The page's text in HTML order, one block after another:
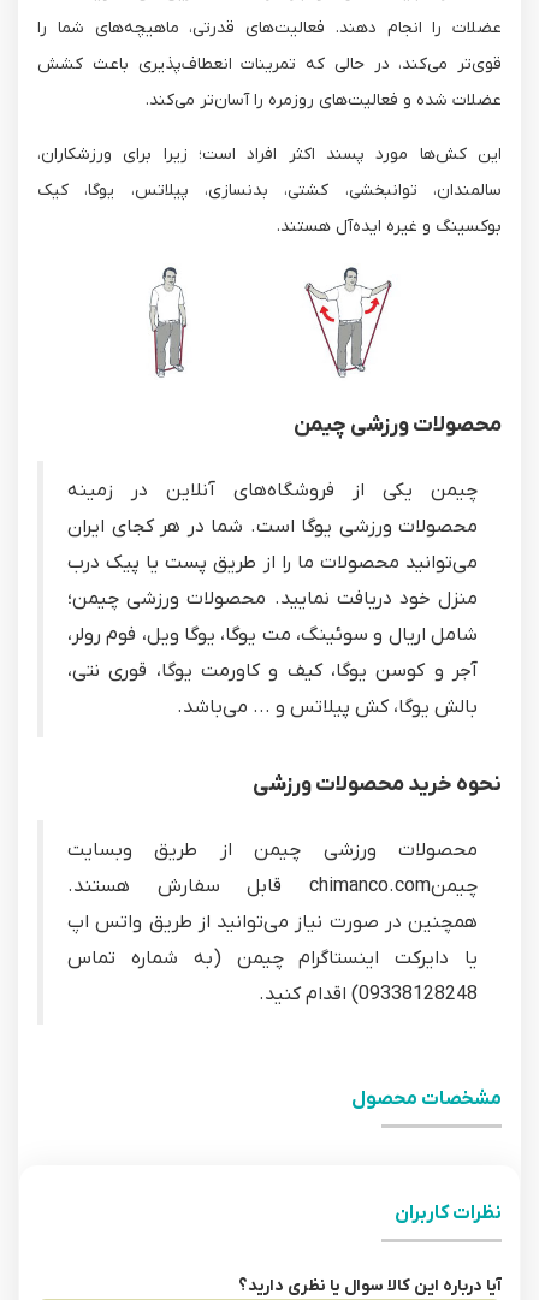
عضلات را انجام دهند. فعالیت‌های قدرتی، ماهیچه‌های شما را
قوی‌تر می‌کند، در حالی که تمرینات انعطاف‌پذیری باعث کشش
عضلات شده و فعالیت‌های روزمره را آسان‌تر می‌کند.
این کش‌ها مورد پسند اکثر افراد است؛ زیرا برای ورزشکاران،
سالمندان، توانبخشی، کشتی، بدنسازی، پیلاتس، یوگا، کیک
بوکسینگ و غیره ایده‌آل هستند.
محصولات ورزشی چیمن
چیمن یکی از فروشگاه‌های آنلاین در زمینه
محصولات ورزشی یوگا است. شما در هر کجای ایران
می‌توانید محصولات ما را از طریق پست یا پیک درب
منزل خود دریافت نمایید. محصولات ورزشی چیمن؛
شامل اریال و سوئینگ، مت یوگا، یوگا ویل، فوم رولر،
آجر و کوسن یوگا، کیف و کاورمت یوگا، قوری نتی،
بالش یوگا، کش پیلاتس و ... می‌باشد.
نحوه خرید محصولات ورزشی
محصولات ورزشی چیمن از طریق وبسایت
چیمنchimanco.com قابل سفارش هستند.
همچنین در صورت نیاز می‌توانید از طریق واتس اپ
یا دایرکت اینستاگرام چیمن (به شماره تماس
09338128248) اقدام کنید.
مشخصات محصول
نظرات کاربران
آیا درباره این کالا سوال یا نظری دارید؟